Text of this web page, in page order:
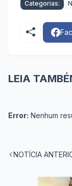
Categorias:
LEIA
Error: Nenhum
NOTÍCIA